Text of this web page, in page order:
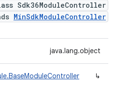
Sdk36ModuleController
MinSdkModuleController
java.lang.object
↳